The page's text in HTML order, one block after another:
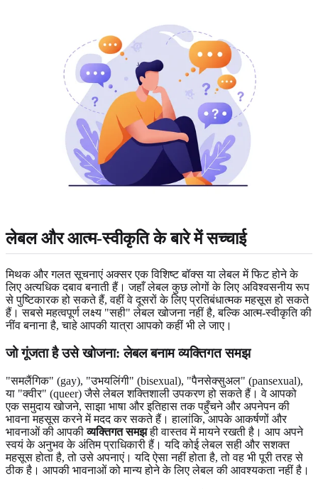
लेबल और आत्म-स्वीकृति के बारे में सच्चाई
मिथक और गलत सूचनाएं अक्सर एक विशिष्ट बॉक्स या लेबल में फिट होने के
लिए अत्यधिक दबाव बनाती हैं। जहाँ लेबल कुछ लोगों के लिए अविश्वसनीय रूप
से पुष्टिकारक हो सकते हैं, वहीं वे दूसरों के लिए प्रतिबंधात्मक महसूस हो सकते
हैं। सबसे महत्वपूर्ण लक्ष्य "सही" लेबल खोजना नहीं है, बल्कि आत्म-स्वीकृति की
नींव बनाना है, चाहे आपकी यात्रा आपको कहीं भी ले जाए।
जो गूंजता है उसे खोजना: लेबल बनाम व्यक्तिगत समझ
"समलैंगिक" (gay), "उभयलिंगी" (bisexual), "पैनसेक्सुअल" (pansexual),
या "क्वीर" (queer) जैसे लेबल शक्तिशाली उपकरण हो सकते हैं। वे आपको
एक समुदाय खोजने, साझा भाषा और इतिहास तक पहुँचने और अपनेपन की
भावना महसूस करने में मदद कर सकते हैं। हालांकि, आपके आकर्षणों और
भावनाओं की आपकीव्यक्तिगत समझही वास्तव में मायने रखती है। आप अपने
स्वयं के अनुभव के अंतिम प्राधिकारी हैं। यदि कोई लेबल सही और सशक्त
महसूस होता है, तो उसे अपनाएं। यदि ऐसा नहीं होता है, तो वह भी पूरी तरह से
ठीक है। आपकी भावनाओं को मान्य होने के लिए लेबल की आवश्यकता नहीं है।